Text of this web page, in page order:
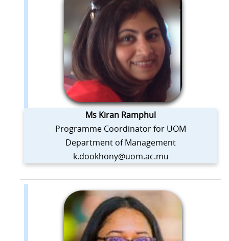
Ms Kiran Ramphul
Programme Coordinator for UOM
Department of Management
k.dookhony@uom.ac.mu